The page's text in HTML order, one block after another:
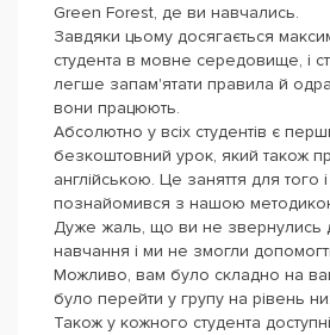
Green Forest, де ви навчались.
Завдяки цьому досягається
студента в мовне середовище, і
легше запам'ятати правила й
вони працюють.
Абсолютно у всіх студентів є
безкоштовний урок, який також
англійською. Це заняття для того
познайомився з нашою
Дуже жаль, що ви не звернулись
навчання і ми не змогли
Можливо, вам було складно на
було перейти у групу на рівень
Також у кожного студента